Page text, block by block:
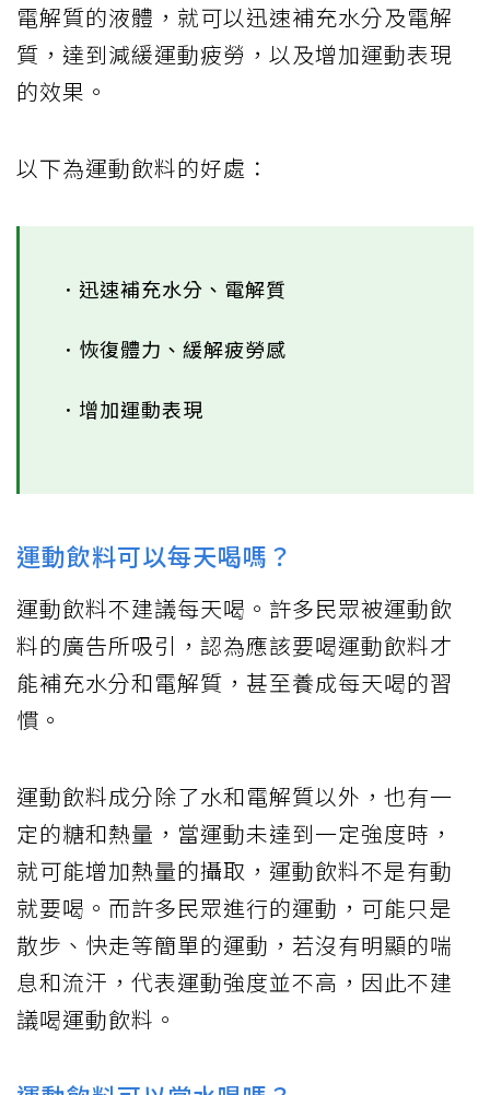
電解質的液體，就可以迅速補充水分及電解
質，達到減緩運動疲勞，以及增加運動表現
的效果。
以下為運動飲料的好處：
．迅速補充水分、電解質
．恢復體力、緩解疲勞感
．增加運動表現
運動飲料可以每天喝嗎？
運動飲料不建議每天喝。許多民眾被運動飲
料的廣告所吸引，認為應該要喝運動飲料才
能補充水分和電解質，甚至養成每天喝的習
慣。
運動飲料成分除了水和電解質以外，也有一
定的糖和熱量，當運動未達到一定強度時，
就可能增加熱量的攝取，運動飲料不是有動
就要喝。而許多民眾進行的運動，可能只是
散步、快走等簡單的運動，若沒有明顯的喘
息和流汗，代表運動強度並不高，因此不建
議喝運動飲料。